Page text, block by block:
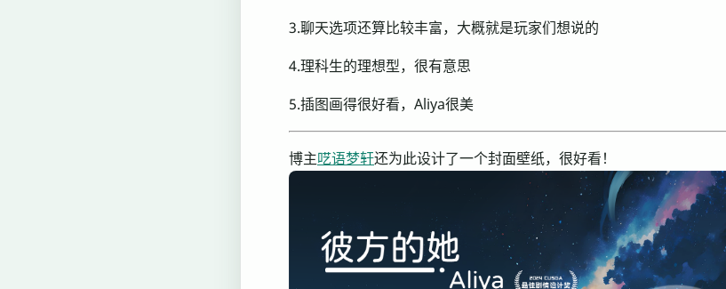
3.聊天选项还算比较丰富，大概就是玩家们想说的
4.理科生的理想型，很有意思
5.插图画得很好看，Aliya很美
博主呓语梦轩还为此设计了一个封面壁纸，很好看！